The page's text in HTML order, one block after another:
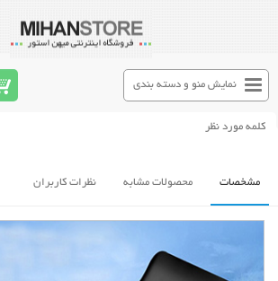
نمایش منو و دسته بندی
مشخصات محصولات مشابه نظرات کاربران